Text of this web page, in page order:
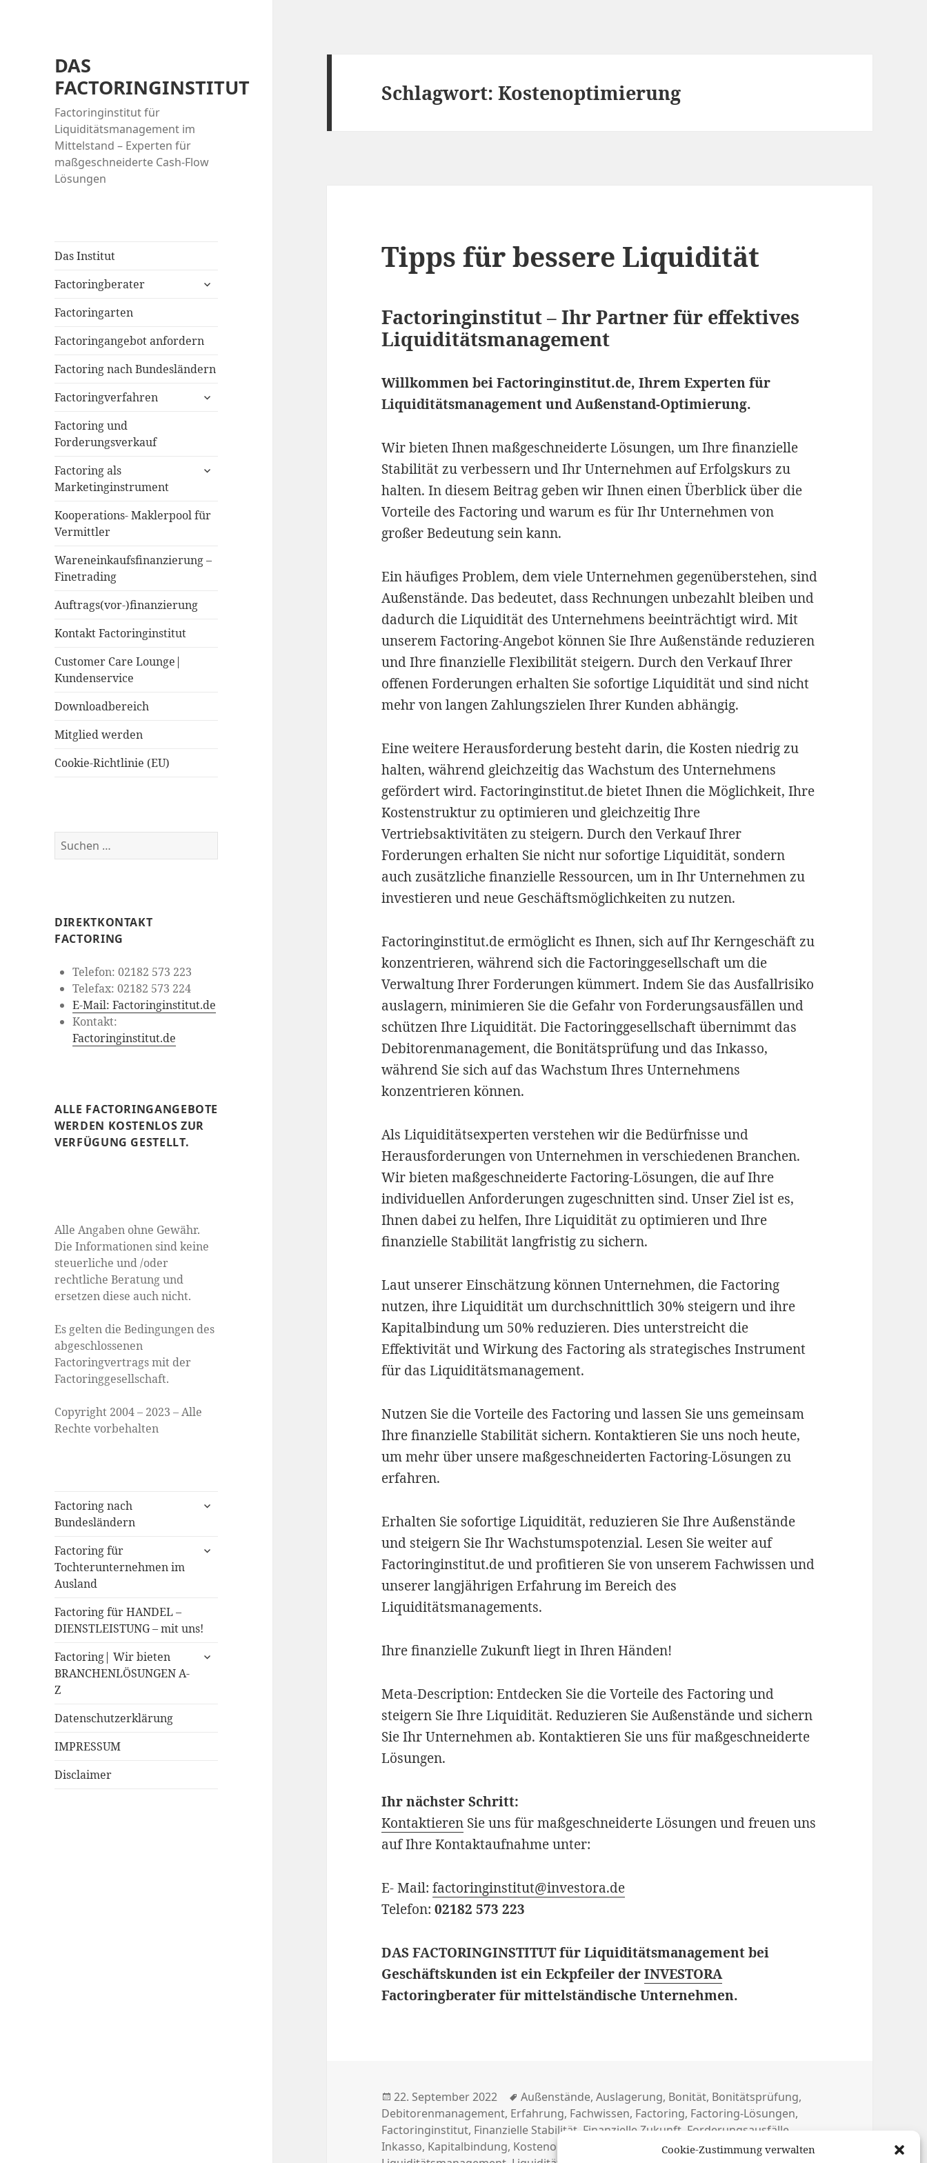
Cookie-Zustimmung verwalten
DAS
FACTORINGINSTITUT
Factoringinstitut für
Liquiditätsmanagement im
Mittelstand – Experten für
maßgeschneiderte Cash-Flow
Lösungen
Das Institut
Factoringberater
expand
Factoringarten
Factoringangebot anfordern
Factoring nach Bundesländern
Factoringverfahren
expand
Factoring und
Forderungsverkauf
Factoring als
Marketinginstrument
expand
Kooperations- Maklerpool für
Vermittler
Wareneinkaufsfinanzierung –
Finetrading
Auftrags(vor-)finanzierung
Kontakt Factoringinstitut
Customer Care Lounge|
Kundenservice
Downloadbereich
Mitglied werden
Cookie-Richtlinie (EU)
Suchen
nach:
DIREKTKONTAKT
FACTORING
Telefon: 02182 573 223
Telefax: 02182 573 224
E-Mail: Factoringinstitut.de
Kontakt:
Factoringinstitut.de
ALLE FACTORINGANGEBOTE
WERDEN KOSTENLOS ZUR
VERFÜGUNG GESTELLT.
Alle Angaben ohne Gewähr.
Die Informationen sind keine
steuerliche und /oder
rechtliche Beratung und
ersetzen diese auch nicht.
Es gelten die Bedingungen des
abgeschlossenen
Factoringvertrags mit der
Factoringgesellschaft.
Copyright 2004 – 2023 – Alle
Rechte vorbehalten
Factoring nach
Bundesländern
expand
Factoring für
Tochterunternehmen im
Ausland
expand
Factoring für HANDEL –
DIENSTLEISTUNG – mit uns!
Factoring| Wir bieten
BRANCHENLÖSUNGEN A-
Z
expand
Datenschutzerklärung
IMPRESSUM
Disclaimer
Schlagwort:Kostenoptimierung
Tipps für bessere Liquidität
Factoringinstitut – Ihr Partner für effektives
Liquiditätsmanagement
Willkommen bei Factoringinstitut.de, Ihrem Experten für
Liquiditätsmanagement und Außenstand-Optimierung.
Wir bieten Ihnen maßgeschneiderte Lösungen, um Ihre finanzielle
Stabilität zu verbessern und Ihr Unternehmen auf Erfolgskurs zu
halten. In diesem Beitrag geben wir Ihnen einen Überblick über die
Vorteile des Factoring und warum es für Ihr Unternehmen von
großer Bedeutung sein kann.
Ein häufiges Problem, dem viele Unternehmen gegenüberstehen, sind
Außenstände. Das bedeutet, dass Rechnungen unbezahlt bleiben und
dadurch die Liquidität des Unternehmens beeinträchtigt wird. Mit
unserem Factoring-Angebot können Sie Ihre Außenstände reduzieren
und Ihre finanzielle Flexibilität steigern. Durch den Verkauf Ihrer
offenen Forderungen erhalten Sie sofortige Liquidität und sind nicht
mehr von langen Zahlungszielen Ihrer Kunden abhängig.
Eine weitere Herausforderung besteht darin, die Kosten niedrig zu
halten, während gleichzeitig das Wachstum des Unternehmens
gefördert wird. Factoringinstitut.de bietet Ihnen die Möglichkeit, Ihre
Kostenstruktur zu optimieren und gleichzeitig Ihre
Vertriebsaktivitäten zu steigern. Durch den Verkauf Ihrer
Forderungen erhalten Sie nicht nur sofortige Liquidität, sondern
auch zusätzliche finanzielle Ressourcen, um in Ihr Unternehmen zu
investieren und neue Geschäftsmöglichkeiten zu nutzen.
Factoringinstitut.de ermöglicht es Ihnen, sich auf Ihr Kerngeschäft zu
konzentrieren, während sich die Factoringgesellschaft um die
Verwaltung Ihrer Forderungen kümmert. Indem Sie das Ausfallrisiko
auslagern, minimieren Sie die Gefahr von Forderungsausfällen und
schützen Ihre Liquidität. Die Factoringgesellschaft übernimmt das
Debitorenmanagement, die Bonitätsprüfung und das Inkasso,
während Sie sich auf das Wachstum Ihres Unternehmens
konzentrieren können.
Als Liquiditätsexperten verstehen wir die Bedürfnisse und
Herausforderungen von Unternehmen in verschiedenen Branchen.
Wir bieten maßgeschneiderte Factoring-Lösungen, die auf Ihre
individuellen Anforderungen zugeschnitten sind. Unser Ziel ist es,
Ihnen dabei zu helfen, Ihre Liquidität zu optimieren und Ihre
finanzielle Stabilität langfristig zu sichern.
Laut unserer Einschätzung können Unternehmen, die Factoring
nutzen, ihre Liquidität um durchschnittlich 30% steigern und ihre
Kapitalbindung um 50% reduzieren. Dies unterstreicht die
Effektivität und Wirkung des Factoring als strategisches Instrument
für das Liquiditätsmanagement.
Nutzen Sie die Vorteile des Factoring und lassen Sie uns gemeinsam
Ihre finanzielle Stabilität sichern. Kontaktieren Sie uns noch heute,
um mehr über unsere maßgeschneiderten Factoring-Lösungen zu
erfahren.
Erhalten Sie sofortige Liquidität, reduzieren Sie Ihre Außenstände
und steigern Sie Ihr Wachstumspotenzial. Lesen Sie weiter auf
Factoringinstitut.de und profitieren Sie von unserem Fachwissen und
unserer langjährigen Erfahrung im Bereich des
Liquiditätsmanagements.
Ihre finanzielle Zukunft liegt in Ihren Händen!
Meta-Description: Entdecken Sie die Vorteile des Factoring und
steigern Sie Ihre Liquidität. Reduzieren Sie Außenstände und sichern
Sie Ihr Unternehmen ab. Kontaktieren Sie uns für maßgeschneiderte
Lösungen.
Ihr nächster Schritt:
Kontaktieren Sie uns für maßgeschneiderte Lösungen und freuen uns
auf Ihre Kontaktaufnahme unter:
E- Mail:factoringinstitut@investora.de
Telefon:02182 573 223
DAS FACTORINGINSTITUT für Liquiditätsmanagement bei
Geschäftskunden ist ein Eckpfeiler derINVESTORA
Factoringberater für mittelständische Unternehmen.
Posted
on
22. September 2022 Tags
Außenstände,Auslagerung, Bonität, Bonitätsprüfung,
Debitorenmanagement, Erfahrung, Fachwissen, Factoring, Factoring-Lösungen,
Factoringinstitut, Finanzielle Stabilität Finanzielle Zukunft Forderungsausfälle
Inkasso, Kapitalbindung, Kostenoptimierung Liquidität,Liquiditätsexperten,